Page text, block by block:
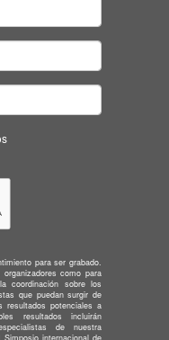
para ser grabado.
como para
coordinación sobre los
que puedan surgir de
resultados potenciales a
resultados incluirán
de nuestra